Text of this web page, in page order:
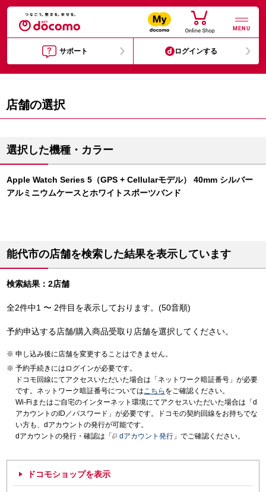
MENU
サポート ログインする
店舗の選択
選択した機種・カラー
Apple Watch Series 5（GPS + Cellularモデル） 40mm シルバー
アルミニウムケースとホワイトスポーツバンド
能代市の店舗を検索した結果を表示しています
検索結果：2店舗
全2件中1 〜 2件目を表示しております。(50音順)
予約申込する店舗/購入商品受取り店舗を選択してください。
申し込み後に店舗を変更することはできません。
予約手続きにはログインが必要です。
ドコモ回線にてアクセスいただいた場合は「ネットワーク暗証番号」が必要
です。ネットワーク暗証番号についてはこちら をご確認ください。
Wi-Fiまたはご自宅のインターネット環境にてアクセスいただいた場合は「d
アカウントのID／パスワード」が必要です。ドコモの契約回線をお持ちでな
い方も、dアカウントの発行が可能です。
dアカウントの発行・確認は「
dアカウント発行 」でご確認ください。
ドコモショップを表示